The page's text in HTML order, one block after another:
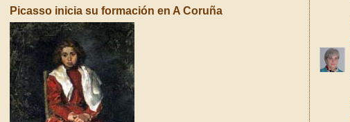
Picasso inicia su formación en A Coruña